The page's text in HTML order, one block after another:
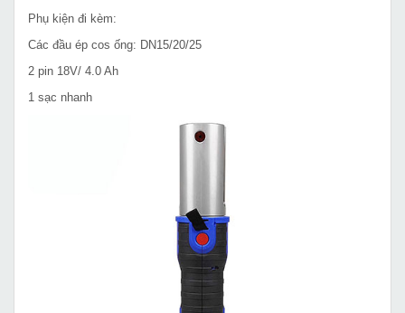
Phụ kiện đi kèm:
Các đầu ép cos ống: DN15/20/25
2 pin 18V/ 4.0 Ah
1 sạc nhanh